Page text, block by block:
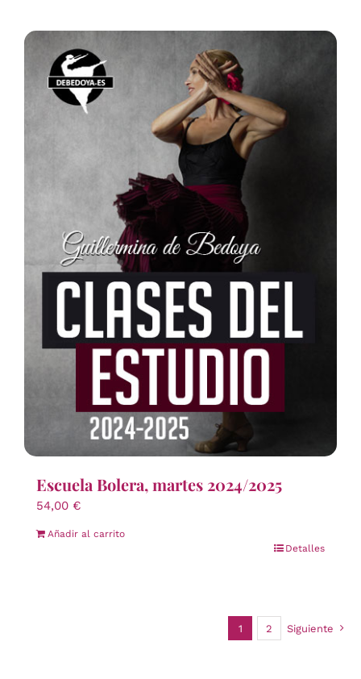
Escuela Bolera, martes 2024/2025
54,00 €
Añadir al carrito
Detalles
1 2 Siguiente